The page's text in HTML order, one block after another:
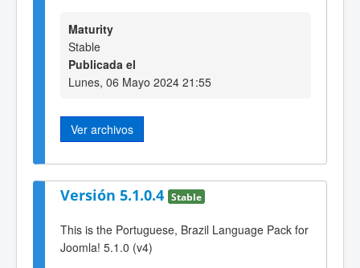
Maturity
Stable
Publicada el
Lunes, 06 Mayo 2024 21:55
Ver archivos
Versión 5.1.0.4 Stable
This is the Portuguese, Brazil Language Pack for
Joomla! 5.1.0 (v4)